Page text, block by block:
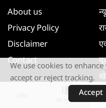
वेब स्टोरीज़
About us
Privacy Policy
Disclaimer
Contact
We use cookies to
accept or reject tracking.
Accept